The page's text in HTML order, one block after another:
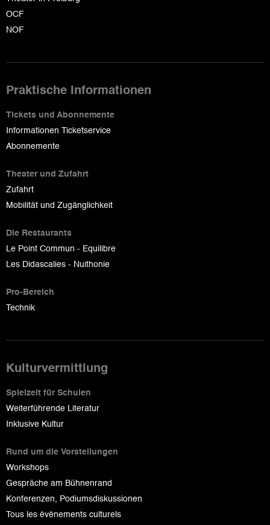
OCF
NOF
Praktische Informationen
Tickets und Abonnemente
Informationen Ticketservice
Abonnemente
Theater und Zufahrt
Zufahrt
Mobilität und Zugänglichkeit
Die Restaurants
Le Point Commun - Equilibre
Les Didascalies - Nuithonie
Pro-Bereich
Technik
Kulturvermittlung
Spielzeit für Schulen
Weiterführende Literatur
Inklusive Kultur
Rund um die Vorstellungen
Workshops
Gespräche am Bühnenrand
Konferenzen, Podiumsdiskussionen
Tous les événements culturels